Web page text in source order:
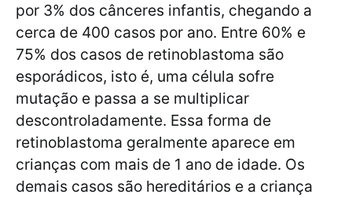
por 3% dos cânceres infantis, chegando a
cerca de 400 casos por ano. Entre 60% e
75% dos casos de retinoblastoma são
esporádicos, isto é, uma célula sofre
mutação e passa a se multiplicar
descontroladamente. Essa forma de
retinoblastoma geralmente aparece em
crianças com mais de 1 ano de idade. Os
demais casos são hereditários e a criança